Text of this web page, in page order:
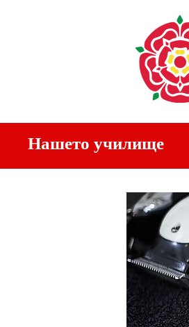
Нашето училище